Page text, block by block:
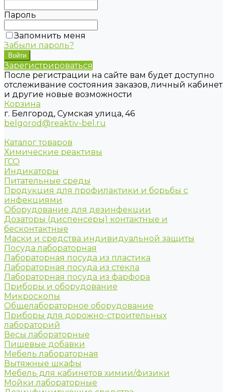
Пароль
Запомнить меня
Забыли пароль?
Зарегистрироваться
После регистрации на сайте вам будет доступно
отслеживание состояния заказов, личный кабинет
и другие новые возможности
Корзина
г. Белгород, Сумская улица, 46
belgorod@reaktiv-bel.ru
Каталог товаров
Химические реактивы
ГСО
Индикаторы
Питательные среды
Продукция для профилактики и борьбы с
инфекциями
Оборудование для дезинфекции
Дозаторы (диспенсеры) контактные и
бесконтактные
Маски и средства индивидуальной защиты
Посуда лабораторная
Лабораторная посуда из пластика
Лабораторная посуда из стекла
Лабораторная посуда из фарфора
Приборы и оборудование
Микроскопы
Общелабораторное оборудование
Приборы для дорожно-строительных
лабораторий
Весы лабораторные
Пищевые добавки
Мебель лабораторная
Вытяжные шкафы
Мебель для кабинетов химии/физики
Мойки лабораторные